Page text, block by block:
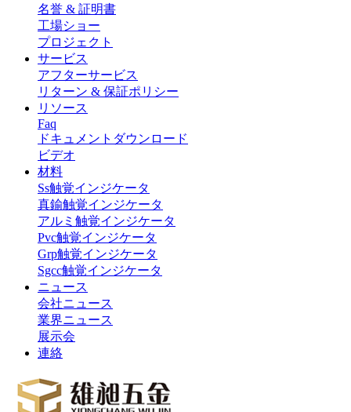
名誉 & 証明書
工場ショー
プロジェクト
サービス
アフターサービス
リターン & 保証ポリシー
リソース
Faq
ドキュメントダウンロード
ビデオ
材料
Ss触覚インジケータ
真鍮触覚インジケータ
アルミ触覚インジケータ
Pvc触覚インジケータ
Grp触覚インジケータ
Sgcc触覚インジケータ
ニュース
会社ニュース
業界ニュース
展示会
連絡